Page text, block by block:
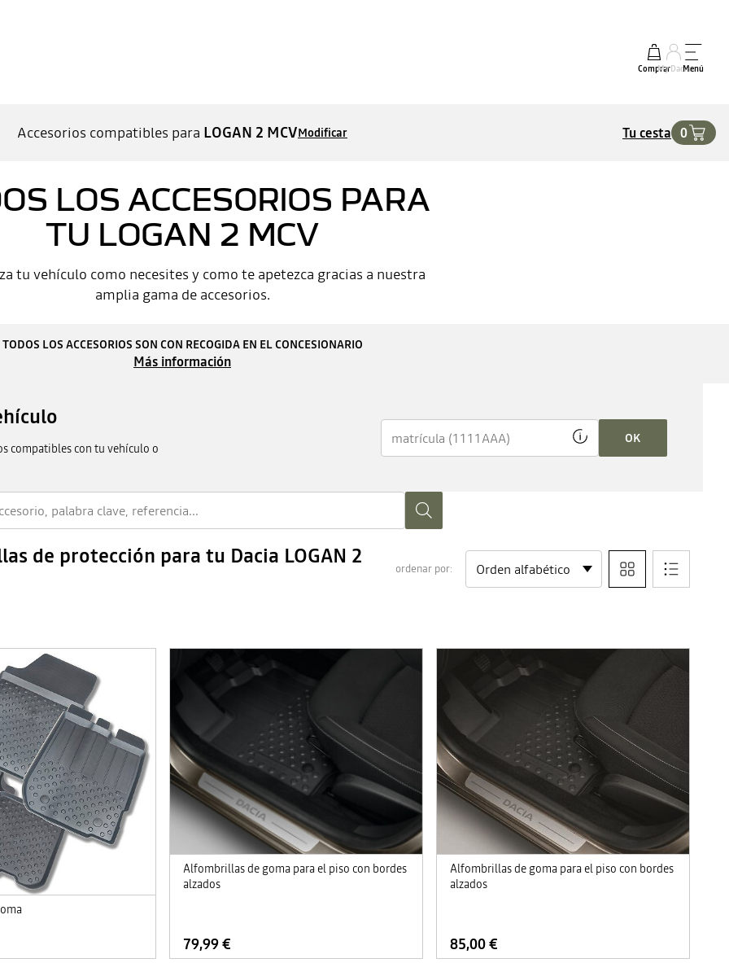
ComprarMy DaciaMenú
Accesorios compatibles para LOGAN 2 MCVModificar Tu cesta 0
LOS ACCESORIOS PARA
TU LOGAN 2 MCV
tu vehículo como necesites y como te apetezca gracias a nuestra
amplia gama de accesorios.
TODOS LOS ACCESORIOS SON CON RECOGIDA EN EL CONCESIONARIO
Más información
compatibles con tu vehículo o
OK
de protección para tu Dacia LOGAN 2
ordenar por:
Alfombrillas de goma para el piso con bordes
alzados
79,99 €
Alfombrillas de goma para el piso con bordes
alzados
85,00 €